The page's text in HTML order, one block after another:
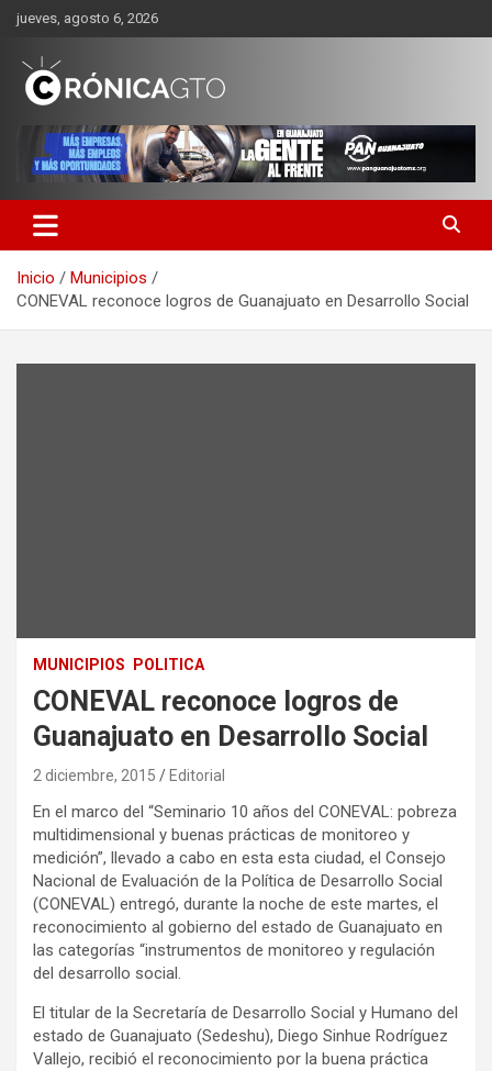
Saltar
contenido
jueves, agosto 6, 2026
CRONICA GUANAJUATO
Inicio
Municipios
CONEVAL reconoce logros de Guanajuato en Desarrollo Social
MUNICIPIOS POLITICA
CONEVAL reconoce logros de
Guanajuato en Desarrollo Social
2 diciembre, 2015 Editorial
En el marco del “Seminario 10 años del CONEVAL: pobreza
multidimensional y buenas prácticas de monitoreo y
medición”, llevado a cabo en esta esta ciudad, el Consejo
Nacional de Evaluación de la Política de Desarrollo Social
(CONEVAL) entregó, durante la noche de este martes, el
reconocimiento al gobierno del estado de Guanajuato en
las categorías “instrumentos de monitoreo y regulación
del desarrollo social.
El titular de la Secretaría de Desarrollo Social y Humano del
estado de Guanajuato (Sedeshu), Diego Sinhue Rodríguez
Vallejo, recibió el reconocimiento por la buena práctica